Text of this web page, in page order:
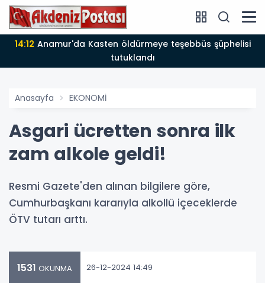
14:12
tutuklandı
Anasayfa EKONOMİ
Asgari ücretten sonra ilk
zam alkole geldi!
Resmi Gazete'den alınan bilgilere göre,
Cumhurbaşkanı kararıyla alkollü içeceklerde
ÖTV tutarı arttı.
1531 OKUNMA 26-12-2024 14:49